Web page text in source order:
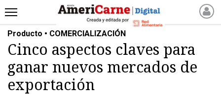
INICIO
NOTICIAS RECIENTES
NOTICIAS
ARTICULOS
Producto • COMERCIALIZACIÓN
Cinco aspectos claves para
ganar nuevos mercados de
exportación